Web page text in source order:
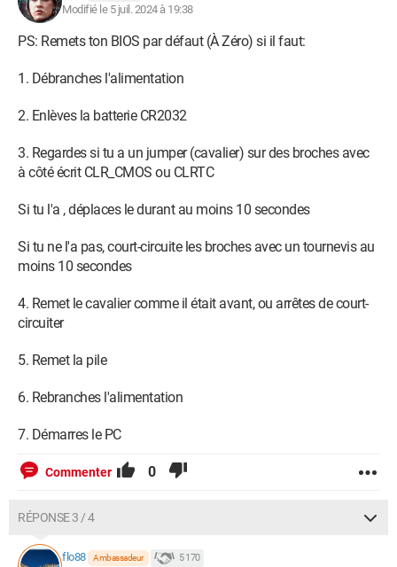
Modifié le 5 juil. 2024 à 19:38
PS: Remets ton BIOS par défaut (À Zéro) si il faut:
1. Débranches l'alimentation
2. Enlèves la batterie CR2032
3. Regardes si tu a un jumper (cavalier) sur des broches avec
à côté écrit CLR_CMOS ou CLRTC
Si tu l'a , déplaces le durant au moins 10 secondes
Si tu ne l'a pas, court-circuite les broches avec un tournevis au
moins 10 secondes
4. Remet le cavalier comme il était avant, ou arrêtes de court-
circuiter
5. Remet la pile
6. Rebranches l'alimentation
7. Démarres le PC
Commenter 0
RÉPONSE 3 / 4
flo88 Ambassadeur 5 170